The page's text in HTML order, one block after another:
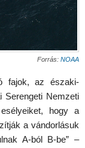
Forrás: NOAA
fajok, az északi-
Serengeti Nemzeti
hogy a
a vándorlásuk
A-ból B-be” –